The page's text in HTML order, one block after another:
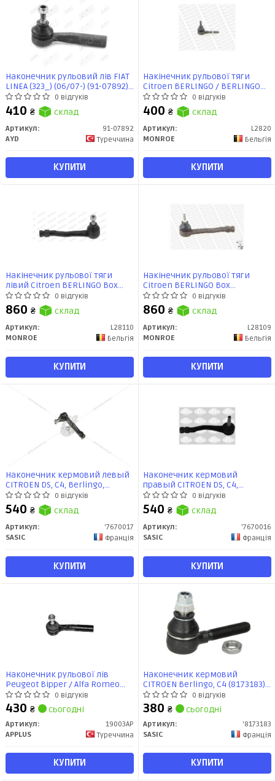
Наконечник рульовий лів FIAT
LINEA (323_) (06/07-) (91-07892)
AYD
0 відгуків
410 ₴ склад
Артикул:
91-07892
AYD
Туреччина
КУПИТИ
Накінечник рульової тяги
Citroen BERLINGO / BERLINGO
FIRST Box Body/MPV (96-11)
(L2820) MONROE
0 відгуків
400 ₴ склад
Артикул:
L2820
MONROE
Бельгія
КУПИТИ
Накінечник рульової тяги
лівий Citroen BERLINGO Box
Body/MPV (B9) 08-, BERLINGO
MULTISPACE (B9) 08- (L28110)
MONROE
0 відгуків
860 ₴ склад
Артикул:
L28110
MONROE
Бельгія
КУПИТИ
Накінечник рульової тяги
Citroen BERLINGO Box
Body/MPV (B9) 08-, BERLINGO
MULTISPACE (B9) 08- (L28109)
MONROE
0 відгуків
860 ₴ склад
Артикул:
L28109
MONROE
Бельгія
КУПИТИ
Наконечник кермовий левый
CITROEN DS, C4, Berlingo,
DS4/PEUGEOT 3008, 308, 5008,
Partner (7670017) Sasic
0 відгуків
540 ₴ склад
Артикул:
'7670017
SASIC
Франція
КУПИТИ
Наконечник кермовий
правый CITROEN DS, C4,
Berlingo, DS4/PEUGEOT 3008,
308, 5008, Partner (7670016)
Sasic
0 відгуків
540 ₴ склад
Артикул:
'7670016
SASIC
Франція
КУПИТИ
Наконечник рульової лів
Peugeot Bipper / Alfa Romeo
MiTo / Nemo / Punto / Corsa
(06-) (заміна для 16256AP)
(19003AP) APPLUS
0 відгуків
430 ₴ сьогодні
Артикул:
19003AP
APPLUS
Туреччина
КУПИТИ
Наконечник кермовий
CITROEN Berlingo, C4 (8173183)
Sasic
0 відгуків
380 ₴ сьогодні
Артикул:
'8173183
SASIC
Франція
КУПИТИ